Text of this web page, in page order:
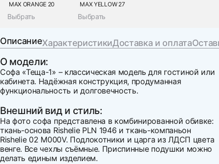
MAX ORANGE 20
Выбрать
MAX YELLOW 27
Выбрать
ОписаниеХарактеристикиДоставка и оплата
О модели:
Софа «Теща-1» – классическая модель для гостиной или
кабинета. Надёжная конструкция, продуманная
функциональность и долговечность.
Внешний вид и стиль:
На фото софа представлена в комбинированной обивке:
ткань-основа Rishelie PLN 1946 и ткань-компаньон
Rishelie 02 M000V. Подлокотники и царга из ЛДСП цвета
венге. Все чехлы съёмные. Приспинные подушки можно
делать единым изделием.